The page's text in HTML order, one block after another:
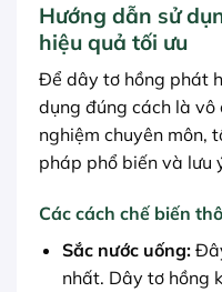
Hướng dẫn sử
hiệu quả tối ưu
Để dây tơ hồng phát
dụng đúng cách là vô
nghiệm chuyên môn,
pháp phổ biến và lưu
Các cách chế biến
Sắc nước uống:
nhất. Dây tơ hồng